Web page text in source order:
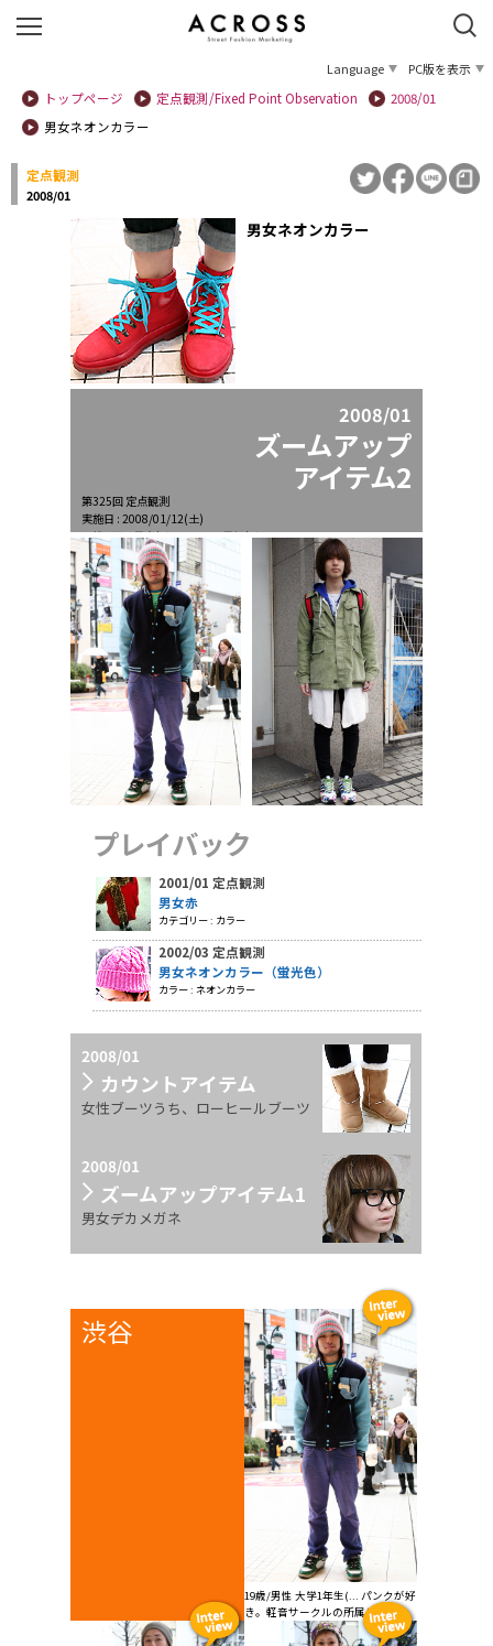
Language
PC版を表示
トップページ
定点観測/Fixed Point Observation
2008/01
男女ネオンカラー
定点観測
2008/01
男女ネオンカラー
2008/01
ズームアップ
アイテム2
第325回 定点観測
実施日 : 2008/01/12(土)
天候 : 雨、最高気温10.8℃、最低気温4.2℃
プレイバック
2001/01 定点観測
男女赤
カテゴリー : カラー
2002/03 定点観測
男女ネオンカラー（蛍光色）
カラー : ネオンカラー
2008/01
カウントアイテム
女性ブーツうち、ローヒールブーツ
2008/01
ズームアップアイテム1
男女デカメガネ
渋谷
19歳/男性 大学1年生(... パンクが好
き。軽音サークルの所属して...